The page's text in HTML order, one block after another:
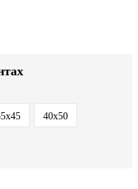
40x50